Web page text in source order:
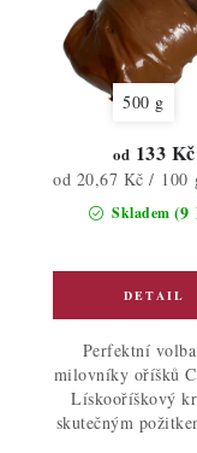
500 g
Skladem (9
od 133 Kč
Měrná
od 20,67 Kč / 100
Perfektní
milovníky oříšků
Lískooříškový
skutečným